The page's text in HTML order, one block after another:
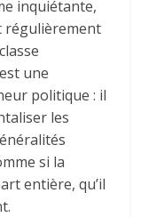
inquiétante,
régulièrement
une
politique : il
les
si la
entière, qu’il